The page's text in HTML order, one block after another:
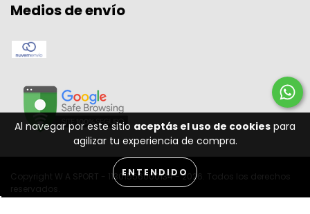
Al navegar por este sitio aceptás el uso de cookies para
agilizar tu experiencia de compra.
ENTENDIDO
Medios de envío
Copyright W A SPORT - 11301556000134 - 2026. Todos los derechos
reservados.